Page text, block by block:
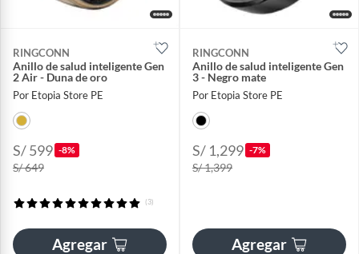
RINGCONN
Anillo de salud inteligente Gen
2 Air - Duna de oro
Por Etopia Store PE
S/ 599 -8%
S/ 649
(3)
Agregar
RINGCONN
Anillo de salud inteligente Gen
3 - Negro mate
Por Etopia Store PE
S/ 1,299 -7%
S/ 1,399
Agregar